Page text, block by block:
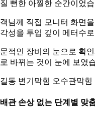
뻔한 아찔한 순간이었
님께 직접 모니터 화면
성을 투입 깊이 메터수
적인 장비의 눈으로 확
바뀌는 것이 눈에 보였
동 변기막힘 오수관막
관 손상 없는 단계별 맞